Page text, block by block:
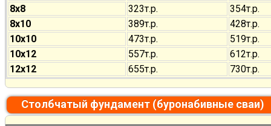
8х8
323т.р.
354т.р.
8х10
389т.р.
428т.р.
10х10
473т.р.
519т.р.
10х12
557т.р.
612т.р.
12х12
655т.р. 730т.р.
Столбчатый фундамент (буронабивные сваи)